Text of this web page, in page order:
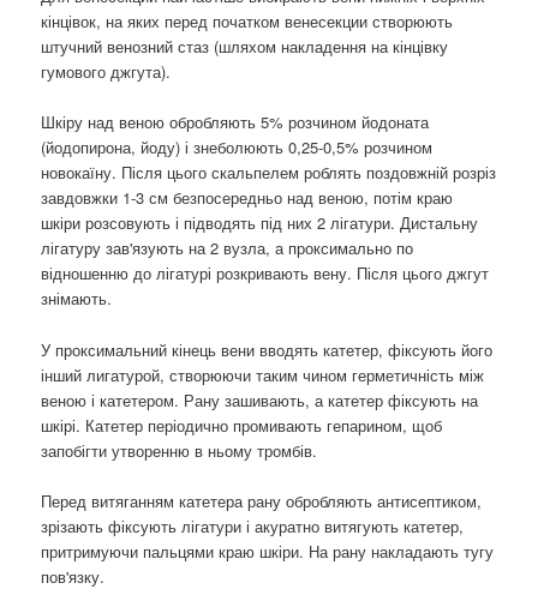
кінцівок, на яких перед початком венесекции створюють
штучний венозний стаз (шляхом накладення на кінцівку
гумового джгута).
Шкіру над веною обробляють 5% розчином йодоната
(йодопирона, йоду) і знеболюють 0,25-0,5% розчином
новокаїну. Після цього скальпелем роблять поздовжній розріз
завдовжки 1-3 см безпосередньо над веною, потім краю
шкіри розсовують і підводять під них 2 лігатури. Дистальну
лігатуру зав'язують на 2 вузла, а проксимально по
відношенню до лігатурі розкривають вену. Після цього джгут
знімають.
У проксимальний кінець вени вводять катетер, фіксують його
інший лигатурой, створюючи таким чином герметичність між
веною і катетером. Рану зашивають, а катетер фіксують на
шкірі. Катетер періодично промивають гепарином, щоб
запобігти утворенню в ньому тромбів.
Перед витяганням катетера рану обробляють антисептиком,
зрізають фіксують лігатури і акуратно витягують катетер,
притримуючи пальцями краю шкіри. На рану накладають тугу
пов'язку.